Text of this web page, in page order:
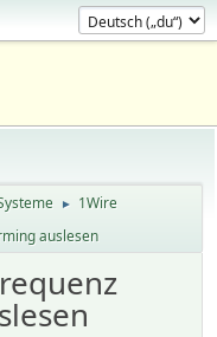
► 1Wire
auslesen